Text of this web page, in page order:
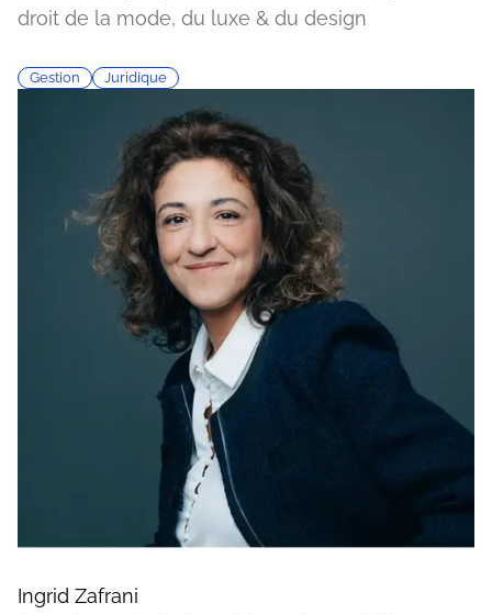
droit de la mode, du luxe & du design
Gestion Juridique
Ingrid Zafrani